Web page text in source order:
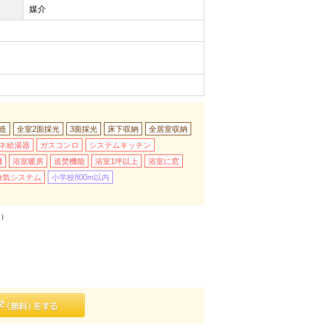
媒介
全室2面採光 3面採光 床下収納
全居室収納
給湯器 ガスコンロ
システムキッチン
浴室暖房 追焚機能 浴室1坪以上
浴室に窓
気システム
小学校800m以内